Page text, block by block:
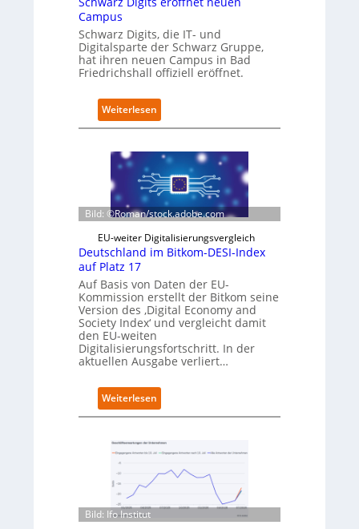
D
t
e
n
s
b
r
n
t
e
g
r
i
r
t
Campus
Schwarz Digits, die IT- und
Digitalsparte der Schwarz Gruppe,
hat ihren neuen Campus in Bad
Friedrichshall offiziell eröffnet.
Weiterlesen
S
h
a
r
z
D
i
g
t
s
e
r
f
f
t
e
u
a
Bild: ©Roman/stock.adobe.com
EU-weiter Digitalisierungsvergleich
Deutschland im Bitkom-DESI-Index
auf Platz 17
Auf Basis von Daten der EU-
Kommission erstellt der Bitkom seine
Version des ‚Digital Economy and
Society Index‘ und vergleicht damit
den EU-weiten
Digitalisierungsfortschritt. In der
aktuellen Ausgabe verliert…
Weiterlesen
D
u
t
Bild: Ifo Institut